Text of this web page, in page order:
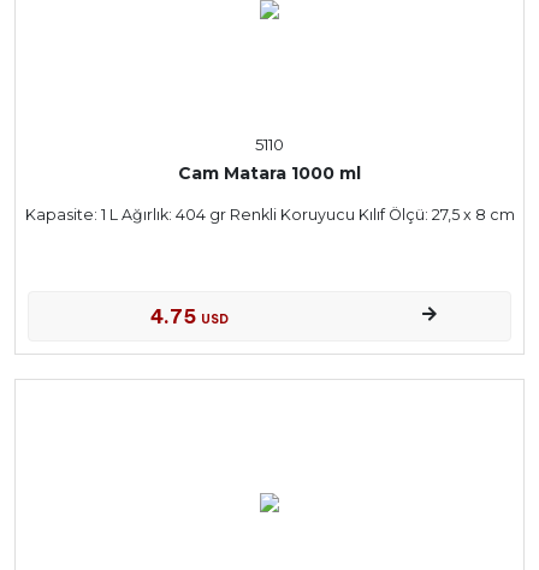
5110
Cam Matara 1000 ml
Kapasite: 1 L Ağırlık: 404 gr Renkli Koruyucu Kılıf Ölçü: 27,5 x 8 cm
4.75 USD